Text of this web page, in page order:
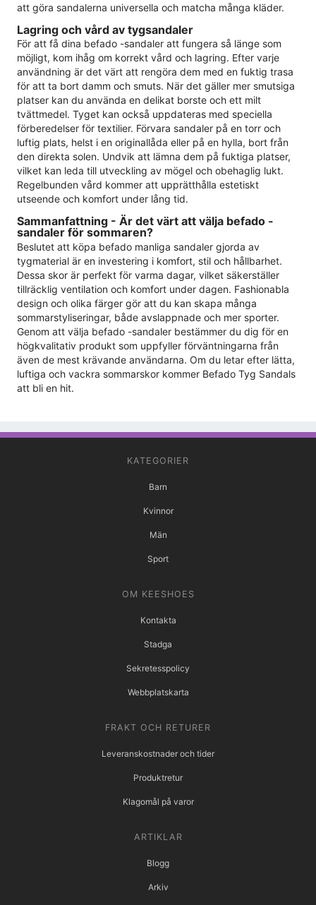
att göra sandalerna universella och matcha många kläder.
Lagring och vård av tygsandaler
För att få dina befado -sandaler att fungera så länge som
möjligt, kom ihåg om korrekt vård och lagring. Efter varje
användning är det värt att rengöra dem med en fuktig trasa
för att ta bort damm och smuts. När det gäller mer smutsiga
platser kan du använda en delikat borste och ett milt
tvättmedel. Tyget kan också uppdateras med speciella
förberedelser för textilier. Förvara sandaler på en torr och
luftig plats, helst i en originallåda eller på en hylla, bort från
den direkta solen. Undvik att lämna dem på fuktiga platser,
vilket kan leda till utveckling av mögel och obehaglig lukt.
Regelbunden vård kommer att upprätthålla estetiskt
utseende och komfort under lång tid.
Sammanfattning - Är det värt att välja befado -
sandaler för sommaren?
Beslutet att köpa befado manliga sandaler gjorda av
tygmaterial är en investering i komfort, stil och hållbarhet.
Dessa skor är perfekt för varma dagar, vilket säkerställer
tillräcklig ventilation och komfort under dagen. Fashionabla
design och olika färger gör att du kan skapa många
sommarstyliseringar, både avslappnade och mer sporter.
Genom att välja befado -sandaler bestämmer du dig för en
högkvalitativ produkt som uppfyller förväntningarna från
även de mest krävande användarna. Om du letar efter lätta,
luftiga och vackra sommarskor kommer Befado Tyg Sandals
att bli en hit.
KATEGORIER
Barn
Kvinnor
Män
Sport
OM KEESHOES
Kontakta
Stadga
Sekretesspolicy
Webbplatskarta
FRAKT OCH RETURER
Leveranskostnader och tider
Produktretur
Klagomål på varor
ARTIKLAR
Blogg
Arkiv